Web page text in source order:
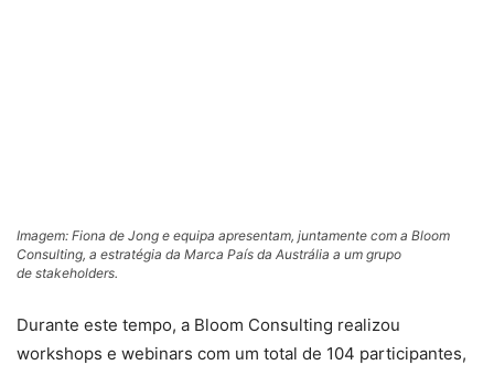
Imagem: Fiona de Jong e equipa apresentam, juntamente com a Bloom
Consulting, a estratégia da Marca País da Austrália a um grupo
de stakeholders.
Durante este tempo, a Bloom Consulting realizou
workshops e webinars com um total de 104 participantes,